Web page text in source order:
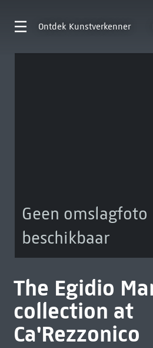
Ontdek Kunstverkenner
Geen omslagfoto
beschikbaar
The Egidio
collection at
Ca'Rezzonico